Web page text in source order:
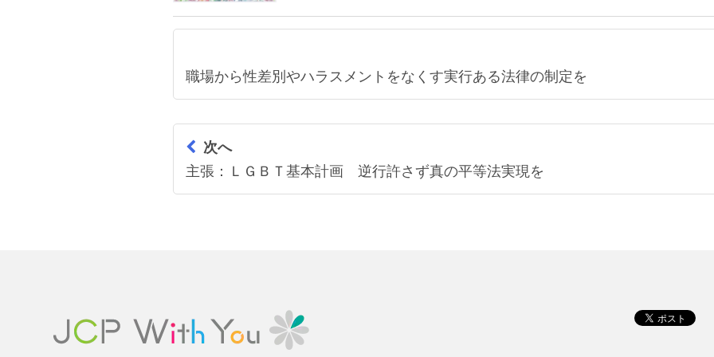
職場から性差別やハラスメントをなくす実行ある法律の制定を
次へ
主張：ＬＧＢＴ基本計画 逆行許さず真の平等法実現を